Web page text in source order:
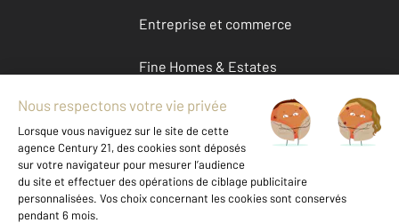
Entreprise et commerce
Fine Homes & Estates
À propos
International
Nous contacter